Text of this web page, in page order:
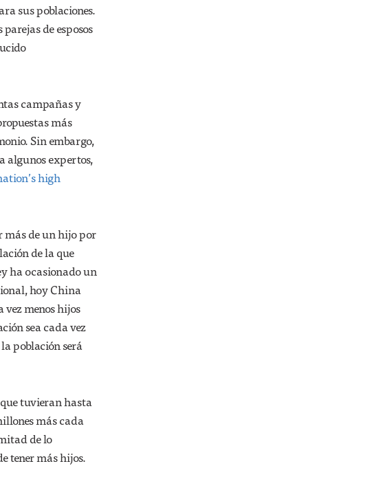
sus poblaciones.
de esposos
campañas y
más
Sin embargo,
algunos expertos,
high
más de un hijo por
de la que
ha ocasionado un
hoy China
vez menos hijos
sea cada vez
población será
tuvieran hasta
más cada
de lo
tener más hijos.